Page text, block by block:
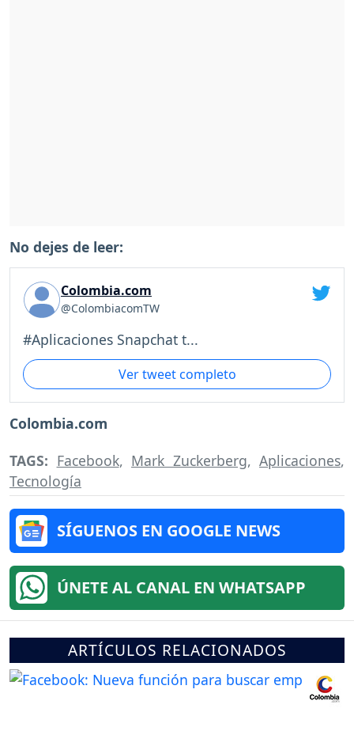
No dejes de leer:
Colombia.com
@ColombiacomTW
#Aplicaciones Snapchat t...
Ver tweet completo
Colombia.com
TAGS: Facebook, Mark Zuckerberg, Aplicaciones,
Tecnología
SÍGUENOS EN GOOGLE NEWS
ÚNETE AL CANAL EN WHATSAPP
ARTÍCULOS RELACIONADOS